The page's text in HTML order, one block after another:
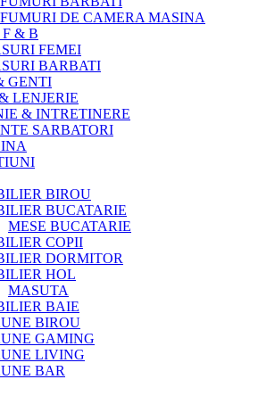
DE CAMERA MASINA
& B
FEMEI
BARBATI
GENTI
LENJERIE
& INTRETINERE
SARBATORI
BIROU
BUCATARIE
MESE BUCATARIE
COPII
DORMITOR
HOL
MASUTA
BAIE
BIROU
GAMING
LIVING
BAR